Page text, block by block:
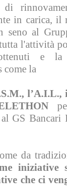
di
in carica,
seno al
l'attività
e la
come la
l’A.I.L.,
GS
da
che ci